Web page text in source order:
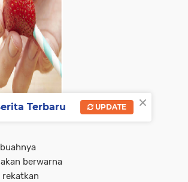
berwarna
rekatkan
×
Terbaru UPDATE